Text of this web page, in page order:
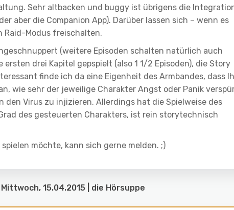
Sehr altbacken und buggy ist übrigens die
aber die Companion App). Darüber lassen sich – wenn es
Modus freischalten.
(weitere Episoden schalten natürlich auch
drei Kapitel gepspielt (also 1 1/2 Episoden), die Story
finde ich da eine Eigenheit des Armbandes, dass
wie sehr der jeweilige Charakter Angst oder Panik
Virus zu injizieren. Allerdings hat die Spielweise des
des gesteuerten Charakters, ist rein storytechnisch
möchte, kann sich gerne melden. ;)
15.04.2015 | die Hörsuppe